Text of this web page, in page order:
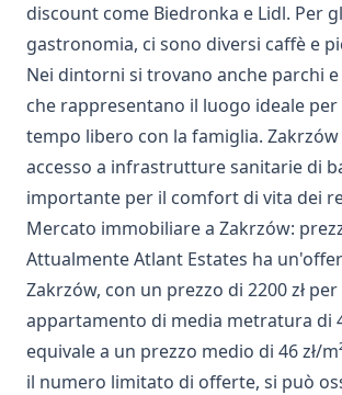
discount come Biedronka e Lidl. Per
gastronomia, ci sono diversi caffè e
Nei dintorni si trovano anche parchi
che rappresentano il luogo ideale
tempo libero con la famiglia.
accesso a infrastrutture sanitarie di
importante per il comfort di vita dei
Mercato immobiliare a Zakrzów:
Attualmente Atlant Estates ha
Zakrzów, con un prezzo di 2200 zł
appartamento di media metratura di
equivale a un prezzo medio di 46 zł/
il numero limitato di offerte, si può